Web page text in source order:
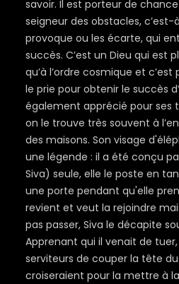
savoir. Il est porteur de
seigneur des obstacles,
provoque ou les écarte, qui
succès. C’est un Dieu qui est
qu’à l’ordre cosmique et
le prie pour obtenir le succès
également apprécié pour ses
on le trouve très souvent à
des maisons. Son visage
une légende : il a été conçu
Siva) seule, elle le poste en
une porte pendant qu'elle
revient et veut la rejoindre
pas passer, Siva le décapite
Apprenant qui il venait de
serviteurs de couper la tête
croiseraient pour la mettre à